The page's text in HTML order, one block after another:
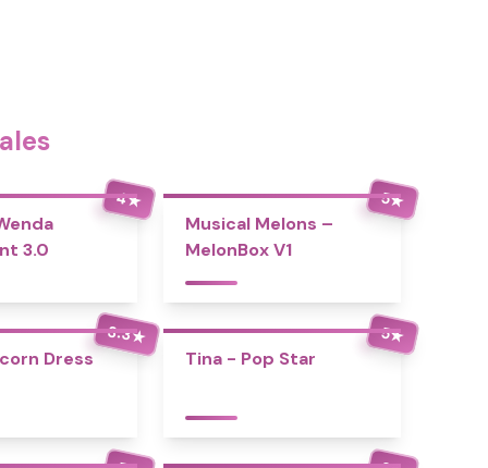
4★
3.0
5★
Musical Melons –
MelonBox V1
3.3★
Dress
5★
Tina - Pop Star